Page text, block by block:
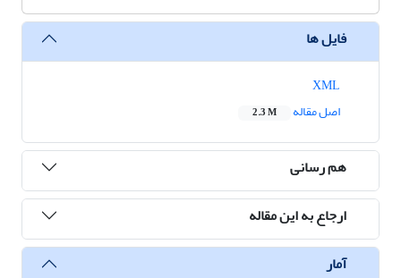
فایل ها
اصل مقاله
2.3 M
هم رسانی
ارجاع به این مقاله
آمار